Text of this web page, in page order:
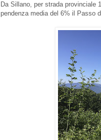
Da Sillano, per strada provinciale
pendenza media del 6% il Passo